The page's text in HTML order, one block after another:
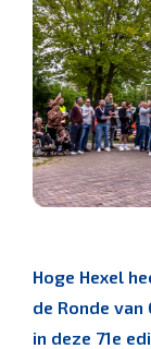
Hoge Hexel
de Ronde
in deze 71e